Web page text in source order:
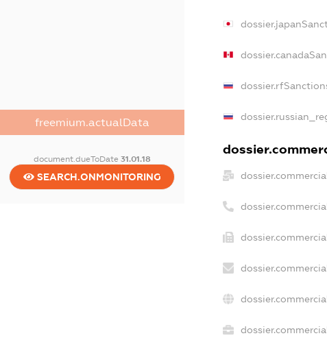
freemium.actualData
document.dueToDate 31.01.18
SEARCH.ONMONITORING